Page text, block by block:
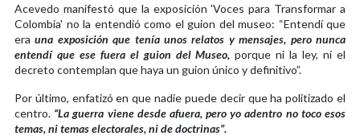
Acevedo manifestó que la exposición 'Voces para Transformar a
Colombia' no la entendió como el guion del museo: “Entendí que
erauna exposición que tenía unos relatos y mensajes, pero nunca
entendí que ese fuera el guion del Museo, porque ni la ley, ni el
decreto contemplan que haya un guion único y definitivo”.
Por último, enfatizó en que nadie puede decir que ha politizado el
centro. “La guerra viene desde afuera, pero yo adentro no toco esos
temas, ni temas electorales, ni de doctrinas”.